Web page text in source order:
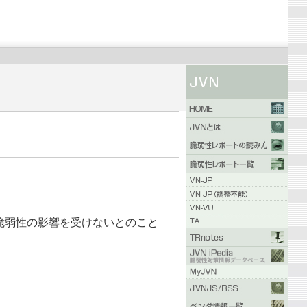
性の影響を受けないとのこと